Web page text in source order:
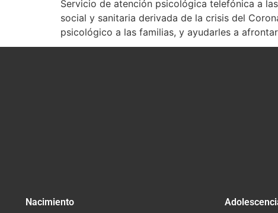
Servicio de atención psicológica telefónica a
social y sanitaria derivada de la crisis del
psicológico a las familias, y ayudarles a
Nacimiento